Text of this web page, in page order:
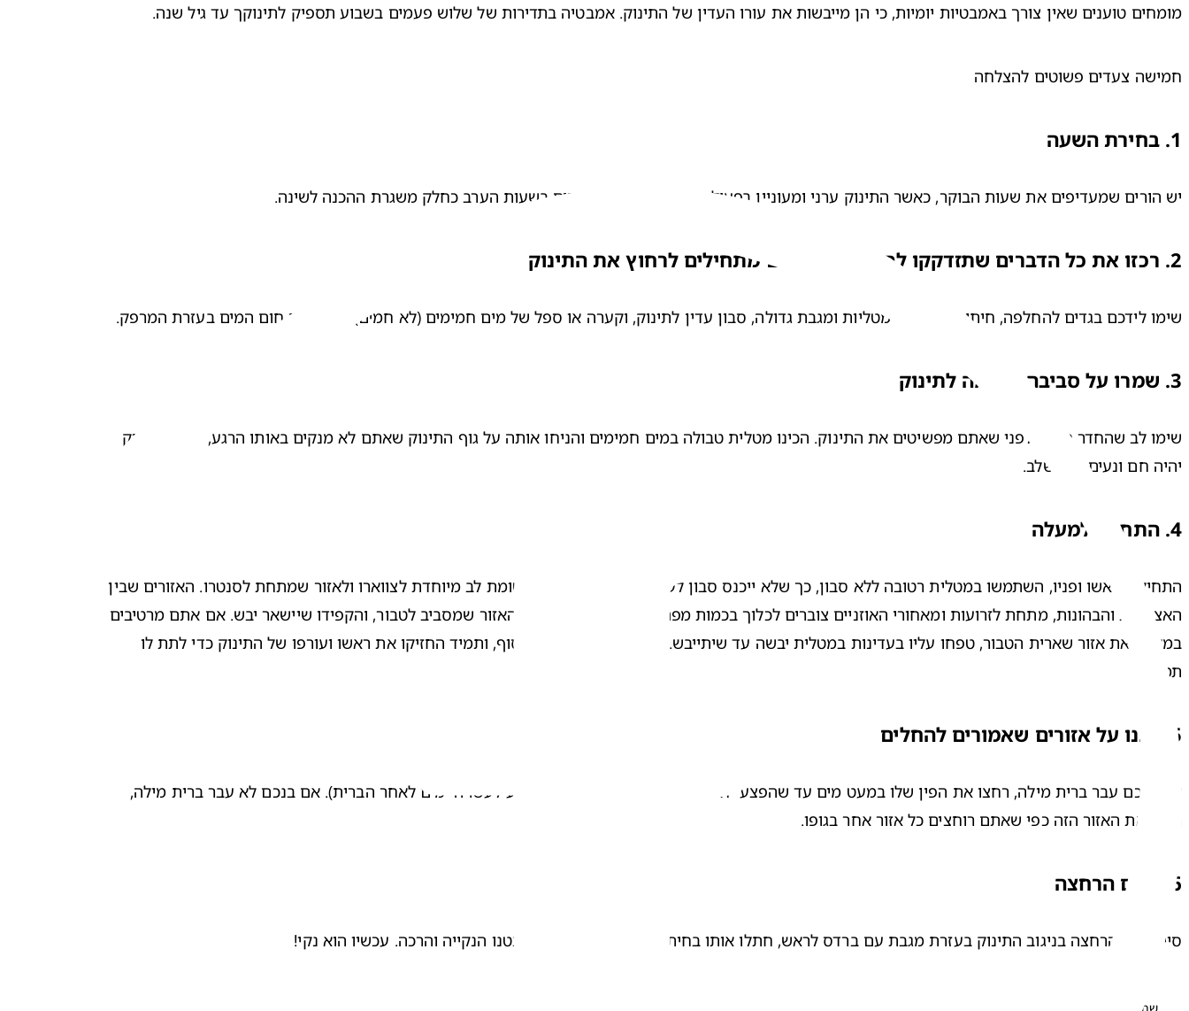
מומחים טוענים שאין צורך באמבטיות יומיות, כי הן מייבשות את עורו העדין של התינוק. אמבטיה בתדירות של שלוש פעמים בשבוע תספיק לתינוקך עד גיל שנה.
חמישה צעדים פשוטים להצלחה
1
. בחירת השעה
יש הורים שמעדיפים את שעות הבוקר, כאשר התינוק ערני ומעוניין בפעילות. הורים אחרים בוחרים בשעות הערב כחלק משגרת ההכנה לשינה.
2
. רכזו את כל הדברים שתזדקקו להם לפני שאתם מתחילים לרחוץ את התינוק
שימו לידכם בגדים להחלפה, חיתול נקי, כמה מטליות ומגבת גדולה, סבון עדין לתינוק, וקערה או ספל של מים חמימים (לא חמים). בדקו את חום המים בעזרת המרפק.
3
. שמרו על סביבה חמימה לתינוק
יהיה חם ונעים בכל שלב.
4
. התחילו למעלה
התחילו בראשו ופניו, השתמשו במטלית רטובה ללא סבון, כך שלא ייכנס סבון לעיניו או לפיו. הקדישו תשומת לב מיוחדת לצווארו ולאזור שמתחת לסנטרו. האזורים שבין
תמיכה!
5 הגנו על אזורים שאמורים להחלים
אם בנכם עבר ברית מילה
רחצו את האזור הזה כפי שאתם רוחצים כל אזור אחר בגופו.
6 סיום הרחצה
סיימו את הרחצה בניגוב התינוק בעזרת מגבת עם ברדס לראש, חתלו אותו בחיתול נקי ותנו לו נשיקה בבטנו הנקייה והרכה. עכשיו הוא נקי!